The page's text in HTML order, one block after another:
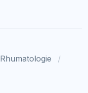
Rhumatologie